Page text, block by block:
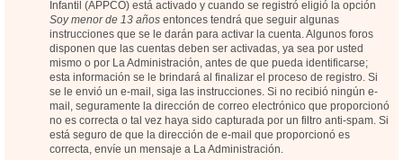
Infantil (APPCO) está activado y cuando se registró eligió la opción
Soy menor de 13 años entonces tendrá que seguir algunas
instrucciones que se le darán para activar la cuenta. Algunos foros
disponen que las cuentas deben ser activadas, ya sea por usted
mismo o por La Administración, antes de que pueda identificarse;
esta información se le brindará al finalizar el proceso de registro. Si
se le envió un e-mail, siga las instrucciones. Si no recibió ningún e-
mail, seguramente la dirección de correo electrónico que proporcionó
no es correcta o tal vez haya sido capturada por un filtro anti-spam. Si
está seguro de que la dirección de e-mail que proporcionó es
correcta, envíe un mensaje a La Administración.